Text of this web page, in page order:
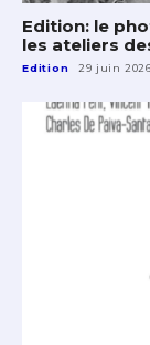
Edition: le
les ateliers
Edition 29 juin 2026